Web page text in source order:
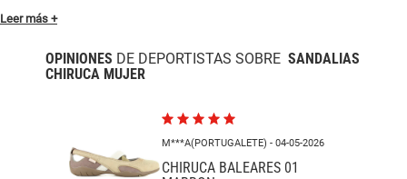
Leer más +
OPINIONES DE DEPORTISTAS SOBRE SANDALIAS
CHIRUCA MUJER
M***A(PORTUGALETE) - 04-05-2026
CHIRUCA BALEARES 01